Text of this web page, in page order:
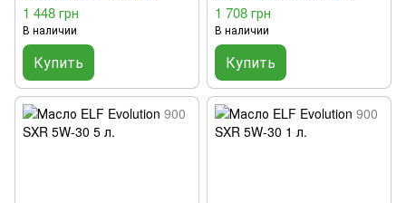
1 448 грн
В наличии
Купить
1 708 грн
В наличии
Купить